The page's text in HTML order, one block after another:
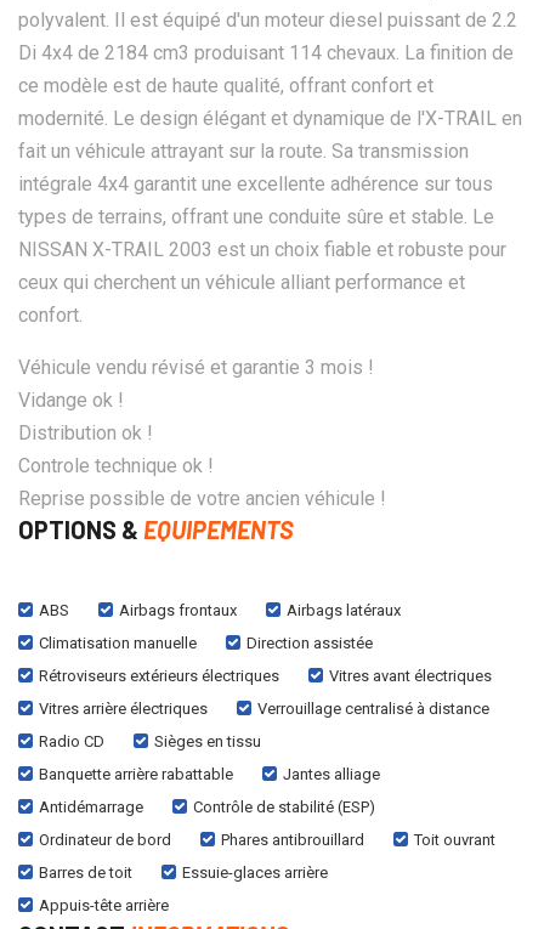
polyvalent. Il est équipé d'un moteur diesel puissant de 2.2
Di 4x4 de 2184 cm3 produisant 114 chevaux. La finition de
ce modèle est de haute qualité, offrant confort et
modernité. Le design élégant et dynamique de l'X-TRAIL en
fait un véhicule attrayant sur la route. Sa transmission
intégrale 4x4 garantit une excellente adhérence sur tous
types de terrains, offrant une conduite sûre et stable. Le
NISSAN X-TRAIL 2003 est un choix fiable et robuste pour
ceux qui cherchent un véhicule alliant performance et
confort.
Véhicule vendu révisé et garantie 3 mois !
Vidange ok !
Distribution ok !
Controle technique ok !
Reprise possible de votre ancien véhicule !
OPTIONS & EQUIPEMENTS
ABS Airbags frontaux
Airbags latéraux
Climatisation manuelle
Direction assistée
Rétroviseurs extérieurs électriques
Vitres avant électriques
Vitres arrière électriques
Verrouillage centralisé à distance
Radio CD
Sièges en tissu
Banquette arrière rabattable
Jantes alliage
Antidémarrage
Contrôle de stabilité (ESP)
Ordinateur de bord
Phares antibrouillard
Toit ouvrant
Barres de toit
Essuie-glaces arrière
Appuis-tête arrière